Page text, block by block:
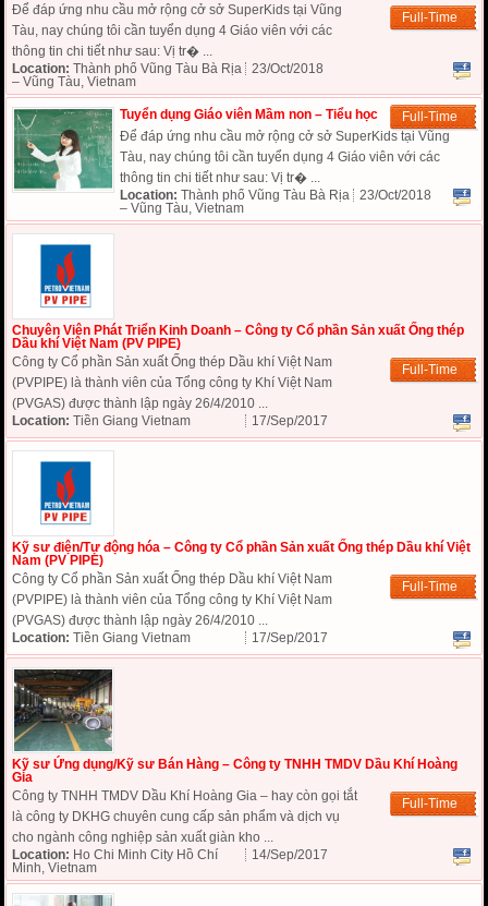
Full-Time
Để đáp ứng nhu cầu mở rộng cở sở SuperKids tại Vũng
Tàu, nay chúng tôi cần tuyển dụng 4 Giáo viên với các
thông tin chi tiết như sau: Vị tr� ...
Location: Thành phố Vũng Tàu Bà Rịa
– Vũng Tàu, Vietnam
23/Oct/2018
Tuyển dụng Giáo viên Mầm non – Tiểu học
Full-Time
Để đáp ứng nhu cầu mở rộng cở sở SuperKids tại Vũng
Tàu, nay chúng tôi cần tuyển dụng 4 Giáo viên với các
thông tin chi tiết như sau: Vị tr� ...
Location: Thành phố Vũng Tàu Bà Rịa
– Vũng Tàu, Vietnam
23/Oct/2018
Chuyên Viên Phát Triển Kinh Doanh – Công ty Cổ phần Sản xuất Ống thép
Dầu khí Việt Nam (PV PIPE)
Full-Time
Công ty Cổ phần Sản xuất Ống thép Dầu khí Việt Nam
(PVPIPE) là thành viên của Tổng công ty Khí Việt Nam
(PVGAS) được thành lập ngày 26/4/2010 ...
Location: Tiền Giang Vietnam 17/Sep/2017
Kỹ sư điện/Tự động hóa – Công ty Cổ phần Sản xuất Ống thép Dầu khí Việt
Nam (PV PIPE)
Full-Time
Công ty Cổ phần Sản xuất Ống thép Dầu khí Việt Nam
(PVPIPE) là thành viên của Tổng công ty Khí Việt Nam
(PVGAS) được thành lập ngày 26/4/2010 ...
Location: Tiền Giang Vietnam 17/Sep/2017
Kỹ sư Ứng dụng/Kỹ sư Bán Hàng – Công ty TNHH TMDV Dầu Khí Hoàng
Gia
Full-Time
Công ty TNHH TMDV Dầu Khí Hoàng Gia – hay còn gọi tắt
là công ty DKHG chuyên cung cấp sản phẩm và dịch vụ
cho ngành công nghiệp sản xuất giàn kho ...
Location: Ho Chi Minh City Hồ Chí
Minh, Vietnam
14/Sep/2017